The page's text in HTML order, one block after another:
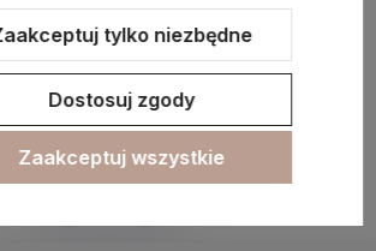
tylko niezbędne
Dostosuj zgody
Zaakceptuj wszystkie